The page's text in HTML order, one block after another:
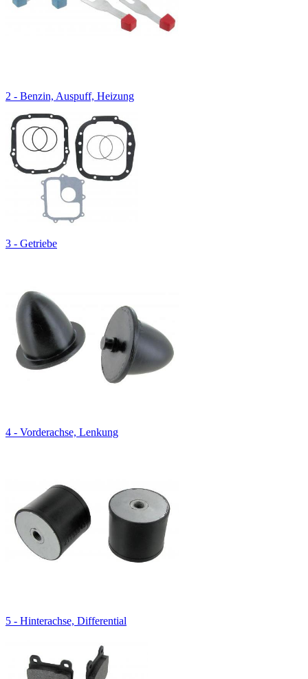
2 - Benzin, Auspuff, Heizung
3 - Getriebe
4 - Vorderachse, Lenkung
5 - Hinterachse, Differential